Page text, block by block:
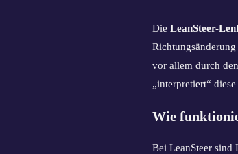
Die LeanSteer-
vor allem durch den
„interpretiert“
Wie
Bei LeanSteer sind